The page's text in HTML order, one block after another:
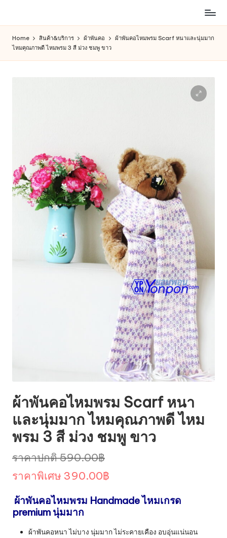
content
สินค้า
Home สินค้า&บริการ ผ้าพันคอ
ผ้าพันคอไหมพรม Scarf หนาและนุ่มมาก
ไหมคุณภาพดี ไหมพรม 3 สี ม่วง ชมพู ขาว
ผ้าพันคอไหมพรม Scarf หนา
และนุ่มมาก ไหมคุณภาพดี ไหม
พรม 3 สี ม่วง ชมพู ขาว
ราคาปกติ590.00฿Original
price
was:
ราคาพิเศษ 390.00฿
price
390.00฿.
ผ้าพันคอไหมพรม Handmadeไหมเกรด
premium นุ่มมาก
ผ้าพันคอหนา ไม่บาง นุ่มมาก ไม่ระคายเคือง อบอุ่นแน่นอน